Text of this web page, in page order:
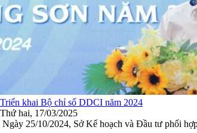
Triển khai Bộ chỉ số DDCI năm 2024
Thứ hai, 17/03/2025
Ngày 25/10/2024, Sở Kế hoạch và Đầu tư phối